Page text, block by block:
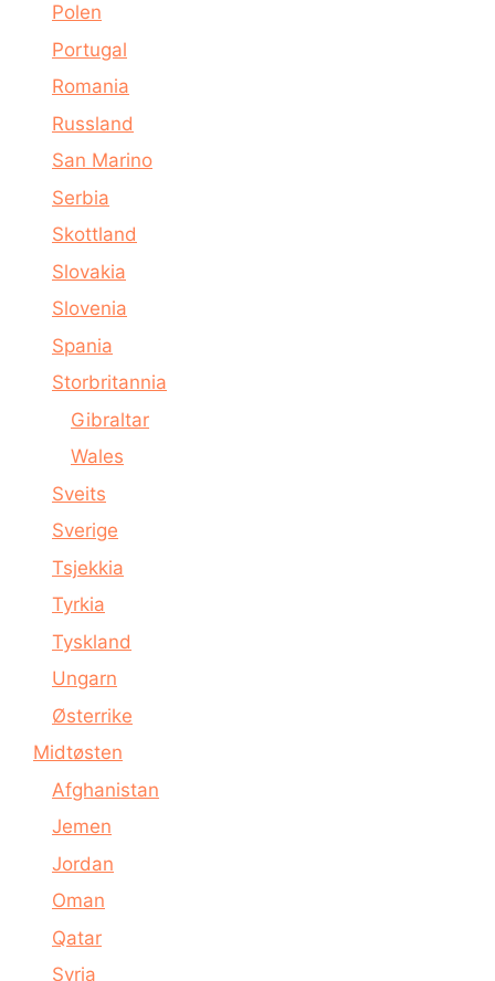
Polen
Portugal
Romania
Russland
San Marino
Serbia
Skottland
Slovakia
Slovenia
Spania
Storbritannia
Gibraltar
Wales
Sveits
Sverige
Tsjekkia
Tyrkia
Tyskland
Ungarn
Østerrike
Midtøsten
Afghanistan
Jemen
Jordan
Oman
Qatar
Syria